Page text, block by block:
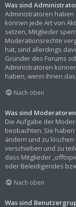
Was sind
Administratoren haben
können jede Art von
setzen, Mitglieder
Moderationsrechte
hat, sind allerdings
Gründer des Forums
Administratoren
haben, wenn ihnen
Nach oben
Was sind
Die Aufgabe der
beobachten. Sie
ändern und zu
verschieben und zu
dass Mitglieder
oder Beleidigendes
Nach oben
Was sind